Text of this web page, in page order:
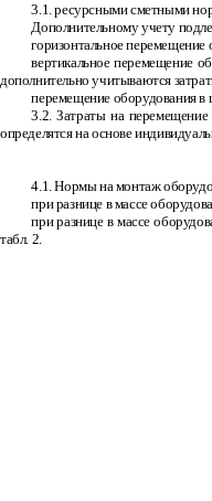
3.1. ресурсными сметными
Дополнительному учету
горизонтальное перемещение
вертикальное перемещение
дополнительно учитываются
перемещение оборудования в
3.2. Затраты на
определятся на основе
4.1. Нормы на монтаж
при разнице в массе
при разнице в массе
табл. 2.